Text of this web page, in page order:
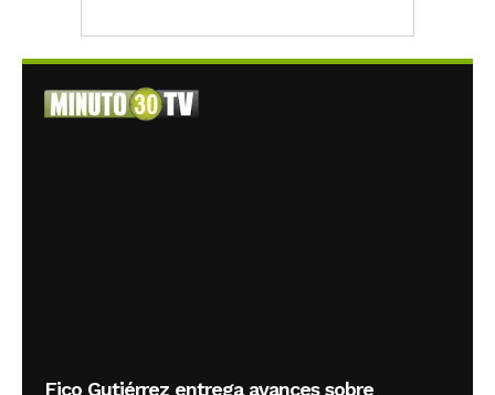
Fico Gutiérrez entrega avances sobre